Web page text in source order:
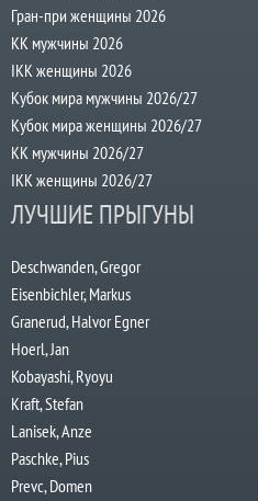
Гран-при женщины 2026
КК мужчины 2026
IKK женщины 2026
Кубок мира мужчины 2026/27
Кубок мира женщины 2026/27
КК мужчины 2026/27
IKK женщины 2026/27
ЛУЧШИЕ ПРЫГУНЫ
Deschwanden, Gregor
Eisenbichler, Markus
Granerud, Halvor Egner
Hoerl, Jan
Kobayashi, Ryoyu
Kraft, Stefan
Lanisek, Anze
Paschke, Pius
Prevc, Domen